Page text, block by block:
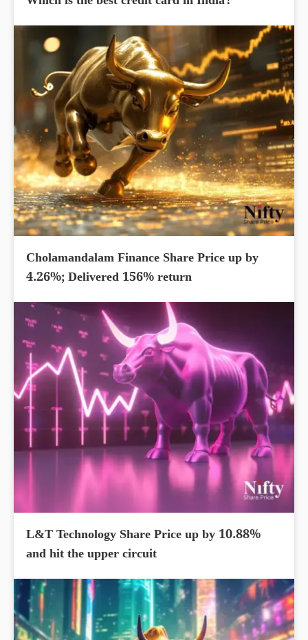
Cholamandalam Finance Share Price up by
4.26%; Delivered 156% return
L&T Technology Share Price up by 10.88%
and hit the upper circuit